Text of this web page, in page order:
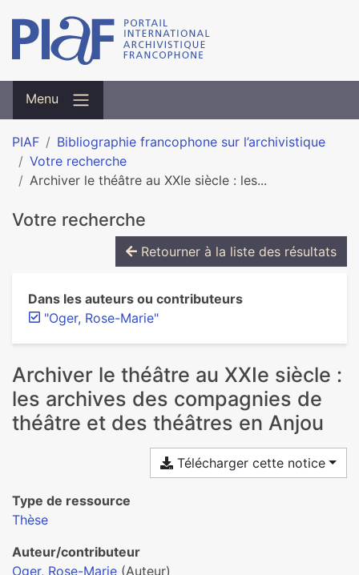
Menu
PIAF
Bibliographie francophone sur l’archivistique
Votre recherche
Archiver le théâtre au XXIe siècle : les...
Votre recherche
Retourner à la liste des résultats
Dans les auteurs ou contributeurs
"Oger, Rose-Marie"
Archiver le théâtre au XXIe siècle :
les archives des compagnies de
théâtre et des théâtres en Anjou
Télécharger cette notice
Type de ressource
Thèse
Auteur/contributeur
Oger, Rose-Marie (Auteur)